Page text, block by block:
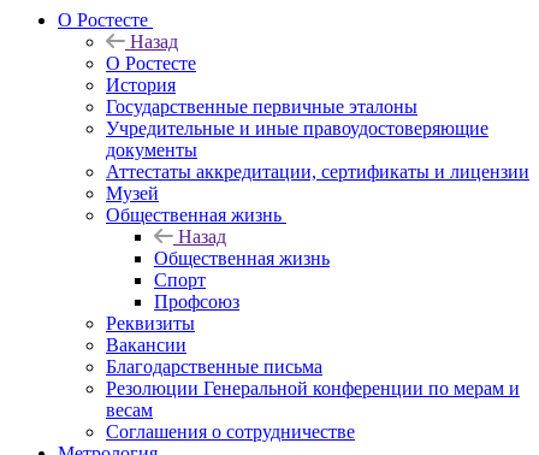
О Ростесте
Назад
О Ростесте
История
Государственные первичные эталоны
Учредительные и иные правоудостоверяющие
документы
Аттестаты аккредитации, сертификаты и лицензии
Музей
Общественная жизнь
Назад
Общественная жизнь
Спорт
Профсоюз
Реквизиты
Вакансии
Благодарственные письма
Резолюции Генеральной конференции по мерам и
весам
Соглашения о сотрудничестве